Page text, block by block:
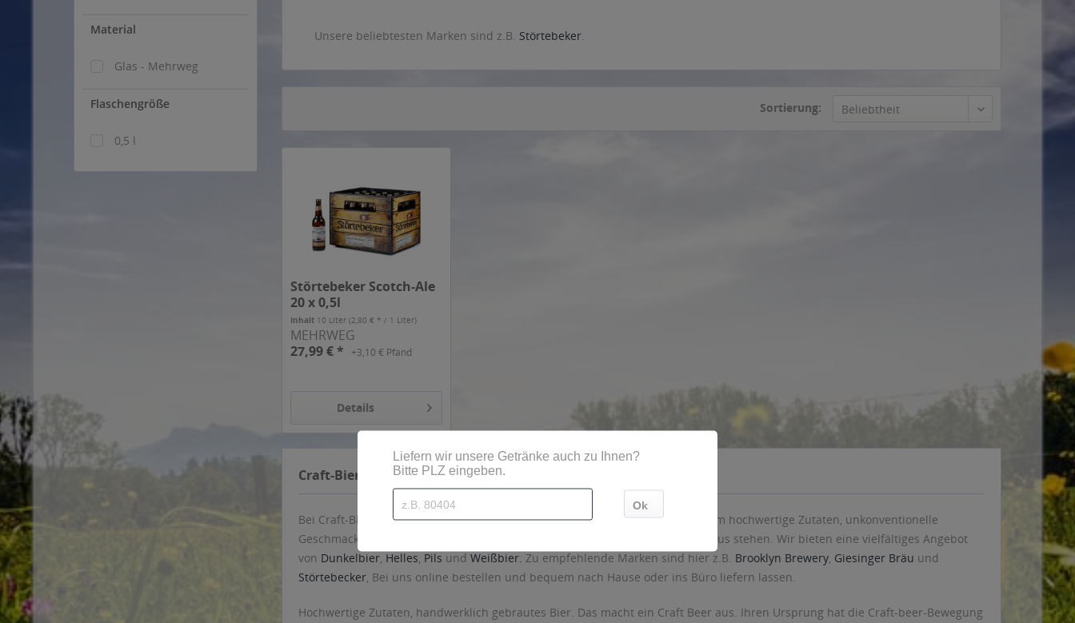
Material
Glas - Mehrweg
Flaschengröße
0,5 l
Unsere beliebtesten Marken sind z.B. Störtebeker.
Sortierung:
Störtebeker Scotch-Ale
20 x 0,5l
Inhalt 10 Liter(2,80 € * / 1 Liter)
MEHRWEG
27,99 € *
+3,10 € Pfand
Details
Craft-Bier bei getrankedienst.com bestellen und liefern lassen
Bei Craft-Bier handelt es sich hierbei um handwerklich gebrautes Bier, bei dem hochwertige Zutaten, unkonventionelle
Geschmacksrichtungen und das Wiederbeleben alter Brau-Traditionen im Fokus stehen. Wir bieten eine vielfältiges Angebot
von Dunkelbier, Helles, Pils und Weißbier. Zu empfehlende Marken sind hier z.B. Brooklyn Brewery, Giesinger Bräu und
Störtebecker, Bei uns online bestellen und bequem nach Hause oder ins Büro liefern lassen.
Hochwertige Zutaten, handwerklich gebrautes Bier. Das macht ein Craft Beer aus. Ihren Ursprung hat die Craft-beer-Bewegung